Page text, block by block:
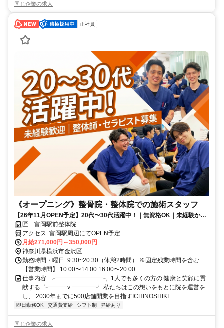
同じ企業の求人
正社員
《オープニング》整骨院・整体院での施術スタッフ
【26年11月OPEN予定】20代〜30代活躍中！｜無資格OK｜未経験から
一流の治療家になれる手厚い研修サポートあり｜店舗拡大中で最速でキ
ャリアアップができる！週休2日制
匠 富岡駅前整体院
アクセス: 富岡駅周辺にてOPEN予定
月給271,000円～350,000円
神奈川県横浜市金沢区
勤務時間・曜日: 9:30~20:30（休憩2時間） ※固定残業時間を含む
【営業時間】 10:00〜14:00 16:00〜20:00
仕事内容: ╭━━━━━━━━╮ 1人でも多くの方の 健康と笑顔に貢
献する ╰━━━ｖ━━━━╯ 私たちはこの想いをもとに院を運営を
し、 2030年までに500店舗開業を目指すICHINOSHIKI...
即日勤務OK 交通費支給 シフト制 昇給あり
同じ企業の求人